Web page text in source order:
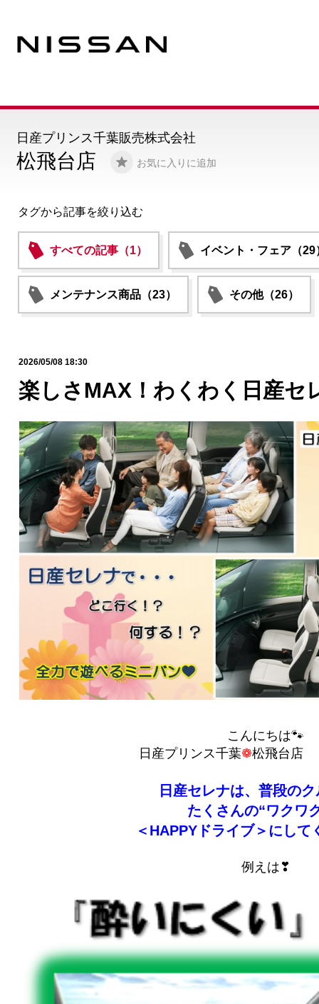
松飛台店 お気に入りに追加
日産プリンス千葉販売株式会社
タグから記事を絞り込む
すべての記事（1） イベント・フェア（29
メンテナンス商品（23） その他（26）
2026/05/08 18:30
楽しさMAX！わくわく日産セ
こんにちは🐾
日産プリンス千葉❁松飛台店
日産セレナは、普段の
たくさんの“ワクワ
＜HAPPYドライブ＞にして
例えは❣